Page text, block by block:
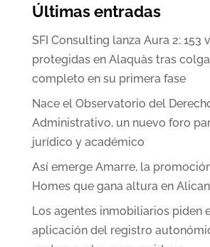
Últimas entradas
SFI Consulting lanza Aura 2: 153
protegidas en Alaquàs tras
completo en su primera fase
Nace el Observatorio del
Administrativo, un nuevo foro
jurídico y académico
Así emerge Amarre, la
Homes que gana altura en
Los agentes inmobiliarios piden
aplicación del registro